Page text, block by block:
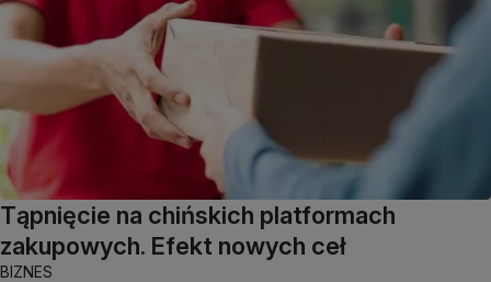
Tąpnięcie na chińskich platformach
zakupowych. Efekt nowych ceł
BIZNES